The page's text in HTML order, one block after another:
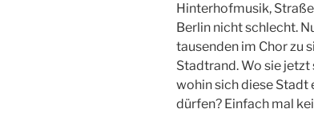
Hinterhofmusik,
Berlin nicht schlecht.
tausenden im Chor zu
Stadtrand. Wo sie
wohin sich diese Stadt
dürfen? Einfach mal